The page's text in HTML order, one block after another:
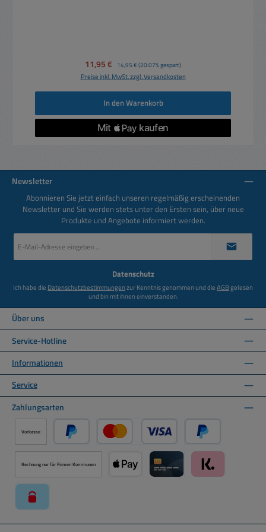
Verkaufspreis:
11,95 € Regulärer Preis:
14,95 € (20.07% gespart)
Preise inkl. MwSt. zzgl. Versandkosten
In den Warenkorb
Newsletter
Abonnieren Sie jetzt einfach unseren regelmäßig erscheinenden
Newsletter und Sie werden stets unter den Ersten sein, über neue
Produkte und Angebote informiert werden.
Mail-
Datenschutz
Ich habe die Datenschutzbestimmungenzur Kenntnis genommen und dieAGBgelesen
und bin mit ihnen einverstanden.
Über uns
Service-Hotline
Informationen
Service
Zahlungsarten
Vorkasse
PayPal Kredit- oder Debitkarte über PayPal
Später Bezahlen
Rechnung nur für Firmen Kommunen